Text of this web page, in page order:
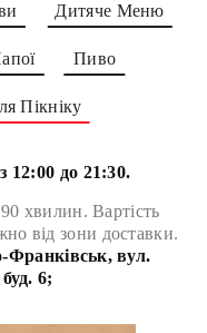
Дитяче Меню
Пиво
Пікніку
12:00 до 21:30.
хвилин. Вартість
від зони доставки.
Франківськ, вул.
6;